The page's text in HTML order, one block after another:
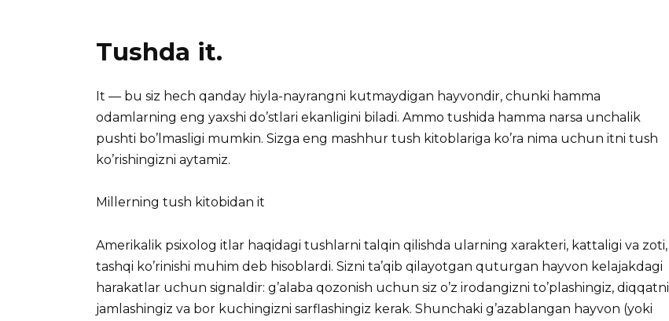
Tushda it.
It — bu siz hech qanday hiyla-nayrangni kutmaydigan hayvondir, chunki hamma
odamlarning eng yaxshi do’stlari ekanligini biladi. Ammo tushida hamma narsa unchalik
pushti bo’lmasligi mumkin. Sizga eng mashhur tush kitoblariga ko’ra nima uchun itni tush
ko’rishingizni aytamiz.
Millerning tush kitobidan it
Amerikalik psixolog itlar haqidagi tushlarni talqin qilishda ularning xarakteri, kattaligi va zoti,
tashqi ko’rinishi muhim deb hisoblardi. Sizni ta’qib qilayotgan quturgan hayvon kelajakdagi
harakatlar uchun signaldir: g’alaba qozonish uchun siz o’z irodangizni to’plashingiz, diqqatni
jamlashingiz va bor kuchingizni sarflashingiz kerak. Shunchaki g’azablangan hayvon (yoki